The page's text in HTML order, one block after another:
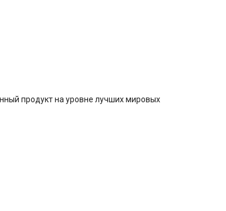
продукт на уровне лучших мировых